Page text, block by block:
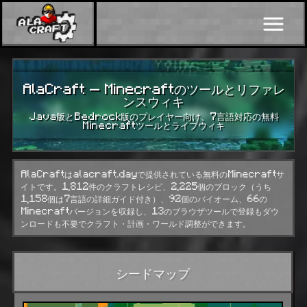
AlaCraft — Minecraftのツールとリファレ
ンスウィキ
Java版とBedrock版のプレイヤー向け、7言語対応の無料
Minecraftツールとライブウィキ
AlaCraftはalacraft.dayで提供されている無料のMinecraftサ
イトです。1,812件のクラフトレシピ、2,225個のブロック（うち
1,158個は7言語の詳細ガイド付き）、92個のバイオーム、66の
Minecraftバージョンを収録し、13のブラウザツールで登録もダウ
ンロードも不要でクラフト・計画・ワールド調整ができます。
シードマップ